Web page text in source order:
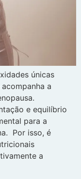
únicas
a
e equilíbrio
para a
Por isso, é
a